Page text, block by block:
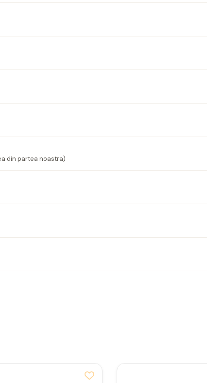
din partea noastra)